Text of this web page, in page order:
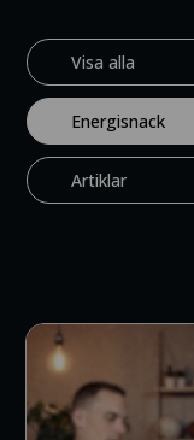
Visa alla
Energisnack
Artiklar